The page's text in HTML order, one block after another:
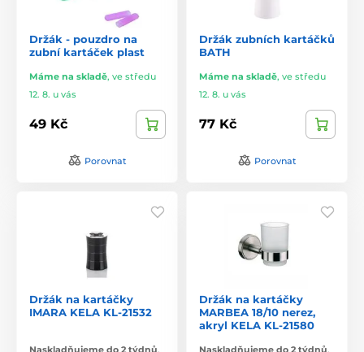
Držák - pouzdro na
zubní kartáček plast
Máme na skladě, ve středu
12. 8. u vás
49 Kč
Porovnat
Držák zubních kartáčků
BATH
Máme na skladě, ve středu
12. 8. u vás
77 Kč
Porovnat
Držák na kartáčky
IMARA KELA KL-21532
Naskladňujeme do 2 týdnů,
Držák na kartáčky
MARBEA 18/10 nerez,
akryl KELA KL-21580
Naskladňujeme do 2 týdnů,